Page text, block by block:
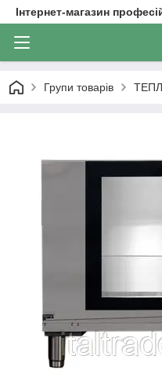
Інтернет-магазин
Групи товарів